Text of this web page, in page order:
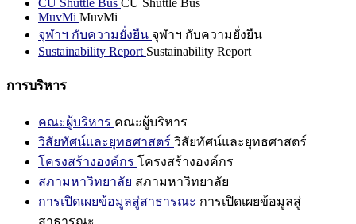
MuvMi MuvMi
จุฬาฯ กับความยั่งยืน จุฬาฯ กับความยั่งยืน
Sustainability Report Sustainability Report
การบริหาร
คณะผู้บริหาร คณะผู้บริหาร
วิสัยทัศน์และยุทธศาสตร์ วิสัยทัศน์และยุทธศาสตร์
โครงสร้างองค์กร โครงสร้างองค์กร
สภามหาวิทยาลัย สภามหาวิทยาลัย
การเปิดเผยข้อมูลสู่สาธารณะ การเปิดเผยข้อมูลสู่